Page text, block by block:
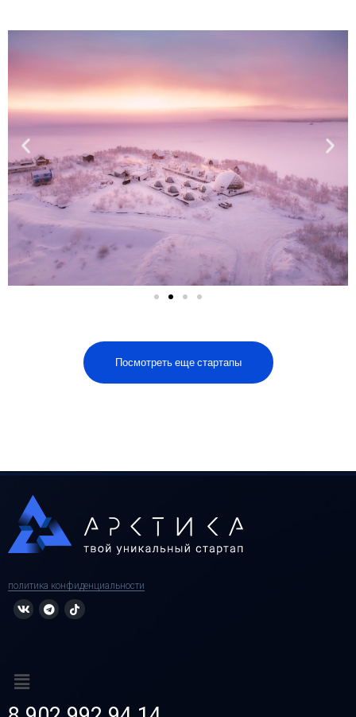
Посмотреть еще стартапы
политика конфиденциальности